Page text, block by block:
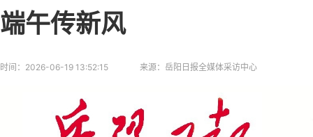
端午传新风
时间： 2026-06-19 13:52:15 来源： 岳阳日报全媒体采访中心